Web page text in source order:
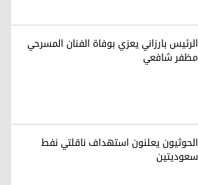
الرئيس بارزاني يعزي بوفاة الفنان المسرحي
مظفر شافعي
الحوثيون يعلنون استهداف ناقلتي نفط
سعوديتين